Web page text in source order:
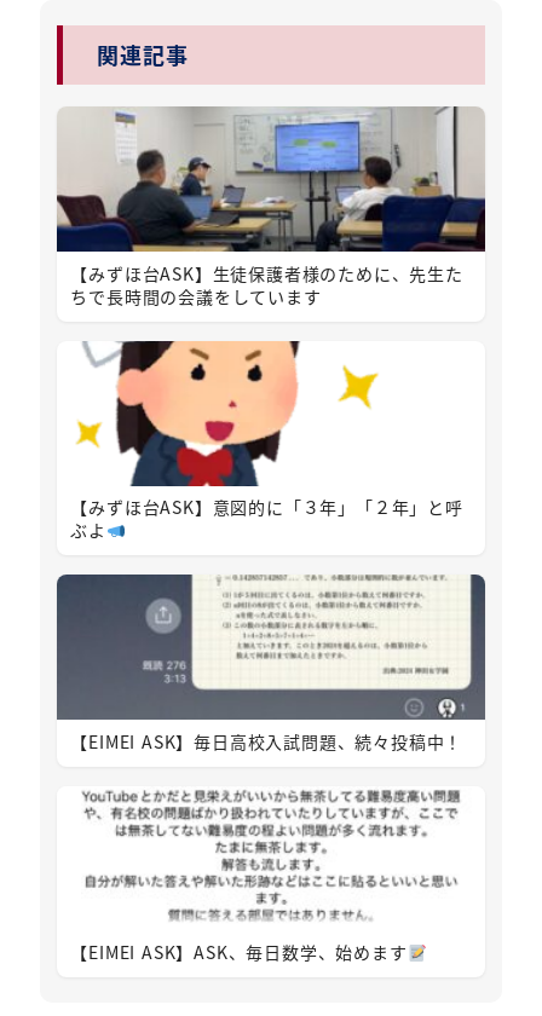
関連記事
【みずほ台ASK】生徒保護者様のために、先生た
ちで長時間の会議をしています
【みずほ台ASK】意図的に「３年」「２年」と呼
ぶよ
【EIMEI ASK】毎日高校入試問題、続々投稿中！
【EIMEI ASK】ASK、毎日数学、始めます